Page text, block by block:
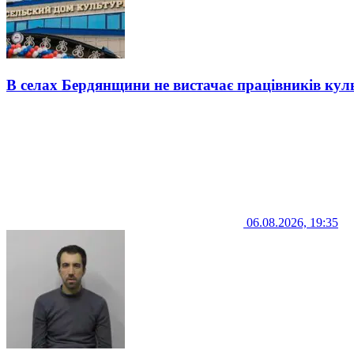
В селах Бердянщини не вистачає працівників
06.08.2026, 19:35